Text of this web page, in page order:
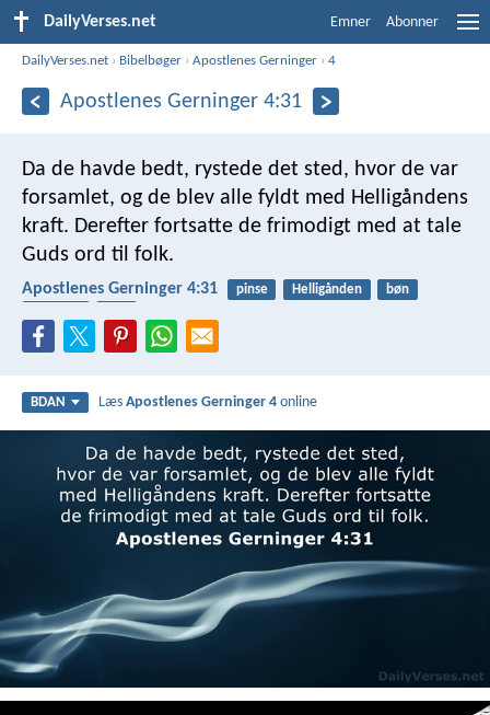
DailyVerses.net Emner Abonner
DailyVerses.net › Bibelbøger ›Apostlenes Gerninger ›4
Apostlenes Gerninger 4:31
Da de havde bedt, rystede det sted, hvor de var
forsamlet, og de blev alle fyldt med Helligåndens
kraft. Derefter fortsatte de frimodigt med at tale
Guds ord til folk.
Apostlenes Gerninger 4:31 pinse Helligånden
bøn
BDAN LæsApostlenes Gerninger 4 online